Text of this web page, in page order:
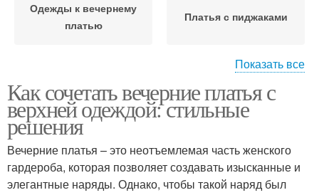
Одежды к вечернему
платью
Платья с пиджаками
Вечерний платье
платьем
Платье с меховым
пальто
Платья с кардиганами
Показать все
Как сочетать вечерние платья с
верхней одеждой: стильные
решения
Вечерние платья – это неотъемлемая часть женского
гардероба, которая позволяет создавать изысканные и
элегантные наряды. Однако, чтобы такой наряд был